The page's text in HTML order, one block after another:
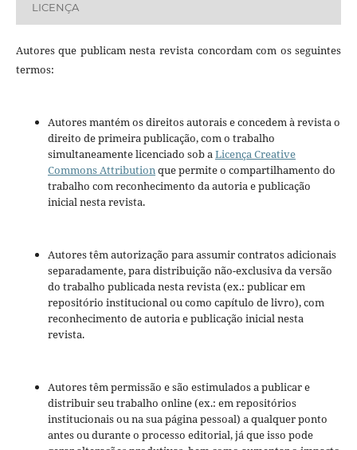
LICENÇA
Autores que publicam nesta revista concordam com os seguintes
termos:
Autores mantém os direitos autorais e concedem à revista o
direito de primeira publicação, com o trabalho
simultaneamente licenciado sob aLicença Creative
Commons Attributionque permite o compartilhamento do
trabalho com reconhecimento da autoria e publicação
inicial nesta revista.
Autores têm autorização para assumir contratos adicionais
separadamente, para distribuição não-exclusiva da versão
do trabalho publicada nesta revista (ex.: publicar em
repositório institucional ou como capítulo de livro), com
reconhecimento de autoria e publicação inicial nesta
revista.
Autores têm permissão e são estimulados a publicar e
distribuir seu trabalho online (ex.: em repositórios
institucionais ou na sua página pessoal) a qualquer ponto
antes ou durante o processo editorial, já que isso pode